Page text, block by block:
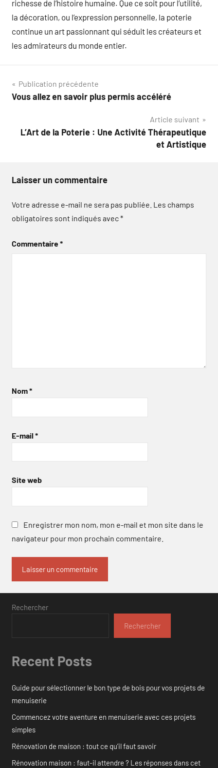
richesse de l’histoire humaine. Que ce soit pour l’utilité,
la décoration, ou l’expression personnelle, la poterie
continue un art passionnant qui séduit les créateurs et
les admirateurs du monde entier.
Navigation
de
Publication précédente
Vous allez en savoir plus permis accéléré
Article suivant
L’Art de la Poterie : Une Activité Thérapeutique
et Artistique
Laisser un commentaire
Votre adresse e-mail ne sera pas publiée. Les champs
obligatoires sont indiqués avec*
Commentaire*
Nom*
E-mail *
Site web
Enregistrer mon nom, mon e-mail et mon site dans le
navigateur pour mon prochain commentaire.
Rechercher
Rechercher
Recent Posts
Guide pour sélectionner le bon type de bois pour vos projets de
menuiserie
Commencez votre aventure en menuiserie avec ces projets
simples
Rénovation de maison : tout ce qu’il faut savoir
Rénovation maison : faut-il attendre ? Les réponses dans cet